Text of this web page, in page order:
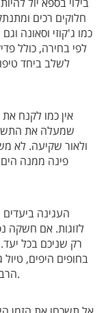
חלוקים רכים
כמו ג'קוזי וסאונה
לפי בחירה, כולל
לשלב ביחד
אין כמו לקנח את
שמעלה את
ולאור שקיעה. לא
פינה ממנה
העגינה ביעדים
לזוגות. אם חשקה
רק שניכם בכל
בחופים היפים,
הרבה מקומות לגלות ואטרקציות משותפות לחוות.